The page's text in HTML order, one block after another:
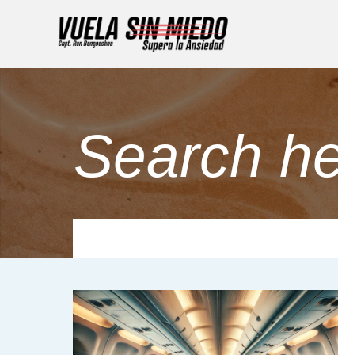
Search